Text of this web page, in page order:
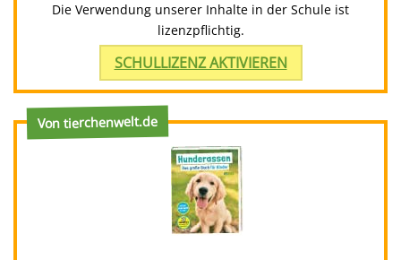
Die Verwendung unserer Inhalte in der Schule ist
lizenzpflichtig.
SCHULLIZENZ AKTIVIEREN
Von tierchenwelt.de